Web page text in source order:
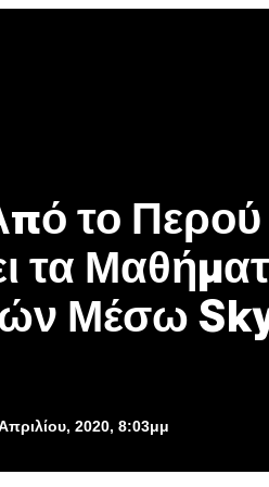
το Περού
τα
Μέσω
2020, 8:03μμ